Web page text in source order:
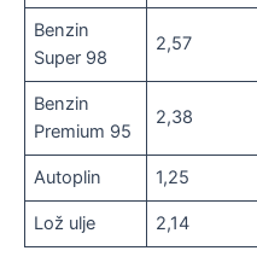
Benzin
Super 98
2,57
Benzin
Premium 95
2,38
Autoplin 1,25
Lož ulje 2,14